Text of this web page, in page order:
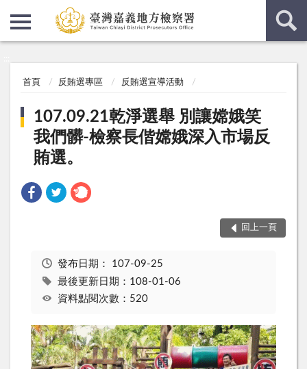
首頁 反賄選專區 反賄選宣導活動
107.09.21乾淨選舉 別讓嫦娥笑
我們髒-檢察長偕嫦娥深入市場反
賄選。
回上一頁
發布日期： 107-09-25
最後更新日期：108-01-06
資料點閱次數：520